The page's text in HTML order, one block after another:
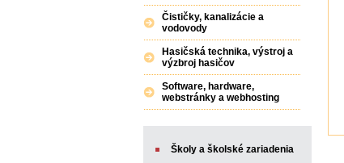
Čističky, kanalizácie a
vodovody
Hasičská technika, výstroj a
výzbroj hasičov
Software, hardware,
webstránky a webhosting
Školy a školské zariadenia